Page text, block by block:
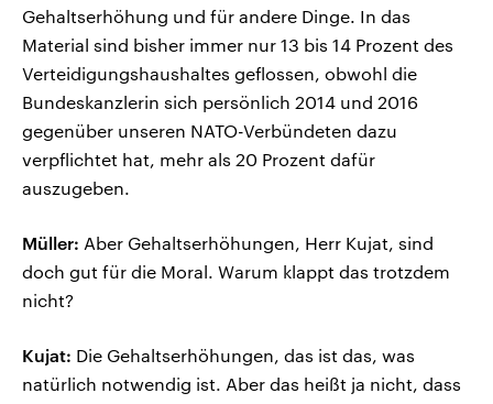
Gehaltserhöhung und für andere Dinge. In das
Material sind bisher immer nur 13 bis 14 Prozent des
Verteidigungshaushaltes geflossen, obwohl die
Bundeskanzlerin sich persönlich 2014 und 2016
gegenüber unseren NATO-Verbündeten dazu
verpflichtet hat, mehr als 20 Prozent dafür
auszugeben.
Müller: Aber Gehaltserhöhungen, Herr Kujat, sind
doch gut für die Moral. Warum klappt das trotzdem
nicht?
Kujat: Die Gehaltserhöhungen, das ist das, was
natürlich notwendig ist. Aber das heißt ja nicht, dass